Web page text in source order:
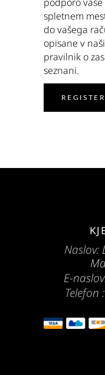
spletnem
do vašega
opisane v
pravilnik o
seznani.
REGISTER
Naslov:
E-
Telefon :